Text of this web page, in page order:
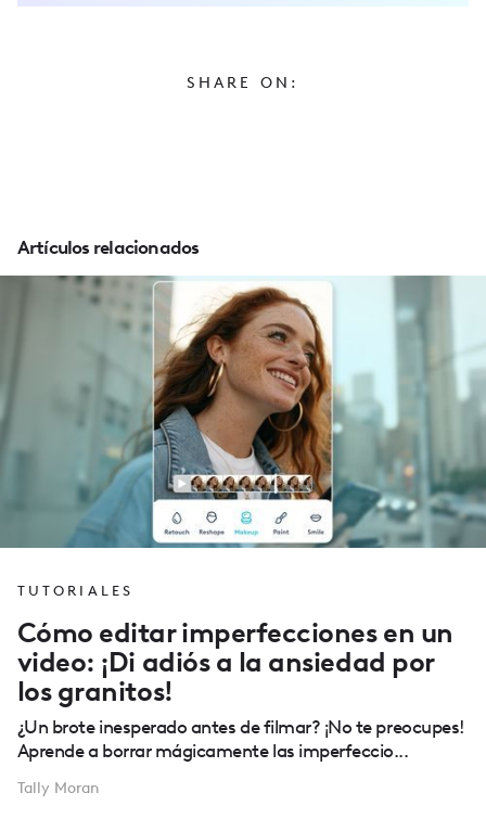
SHARE ON:
Artículos relacionados
TUTORIALES
Cómo editar imperfecciones en un
video: ¡Di adiós a la ansiedad por
los granitos!
¿Un brote inesperado antes de filmar? ¡No te preocupes!
Aprende a borrar mágicamente las imperfeccio...
Tally Moran